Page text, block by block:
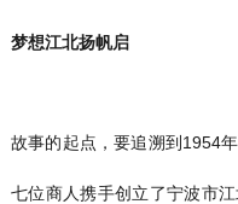
梦想江北扬帆启
故事的起点，要追溯到1954
七位商人携手创立了宁波市